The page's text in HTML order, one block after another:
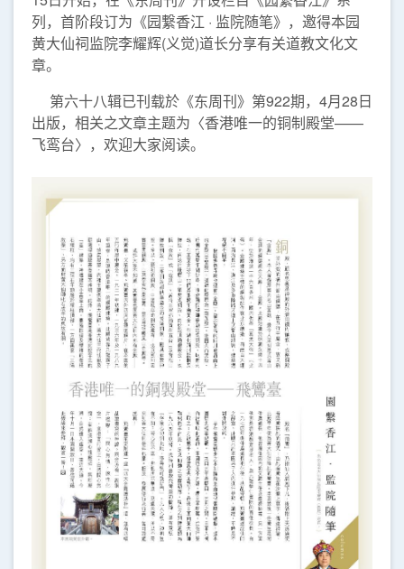
列，首阶段订为《园繋香江 · 监院随笔》，邀得本园
黄大仙祠监院李耀辉(义觉)道长分享有关道教文化文
章。
第六十八辑已刊载於《东周刊》第922期，4月28日
出版，相关之文章主题为〈香港唯一的铜制殿堂——
飞鸾台〉，欢迎大家阅读。